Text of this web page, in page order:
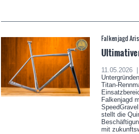
Falkenjagd
11.05.2026 |
Titan-
Falkenjagd
stellt die
mit